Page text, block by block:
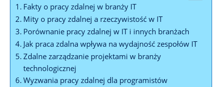
Fakty o pracy zdalnej​ w branży IT
Mity o pracy zdalnej a rzeczywistość w IT
Porównanie pracy zdalnej w ‍IT i ​innych branżach
Jak praca ‌zdalna wpływa na ‍wydajność zespołów IT
Zdalne zarządzanie projektami ‍w branży
technologicznej
Wyzwania ⁣pracy zdalnej dla programistów